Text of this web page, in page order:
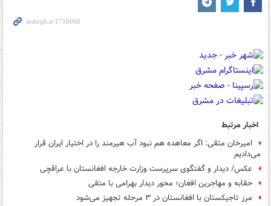
اخبار مرتبط
امیرخان متقی: اگر معاهده هم نبود آب هیرمند را در اختیار ایران قرار
می‌دادیم
عکس/ دیدار و گفتگوی سرپرست وزارت خارجه افغانستان با عراقچی
حقابه و مهاجرین افغان؛ محور دیدار بهرامی با متقی
مرز تاجیکستان با افغانستان در ۳ مرحله تجهیز می‌شود